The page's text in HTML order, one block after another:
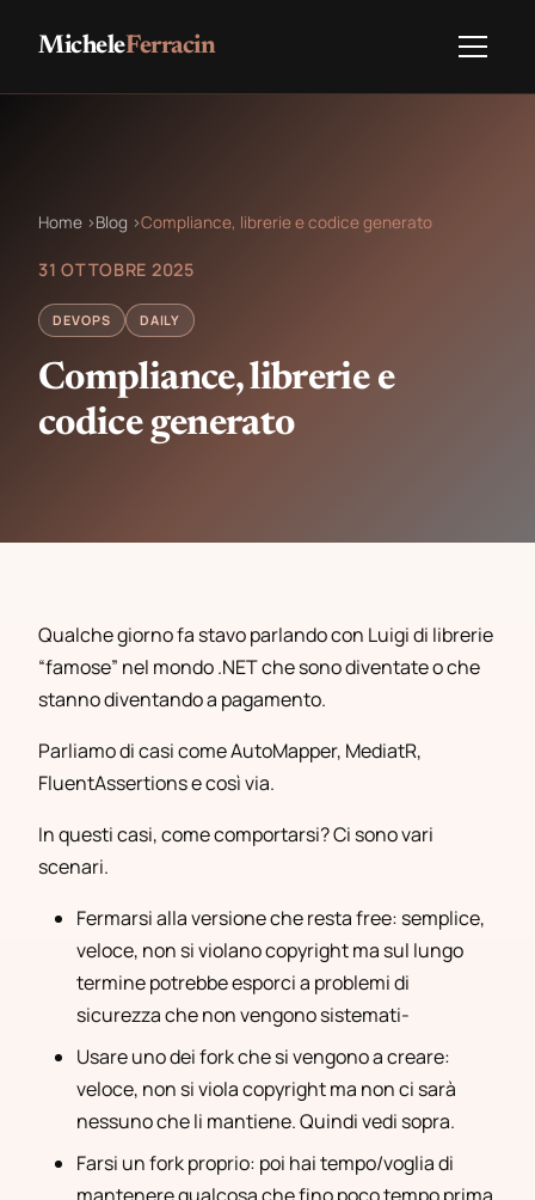
MicheleFerracin
Home ›Blog ›Compliance, librerie e codice generato
31 OTTOBRE 2025
DEVOPS DAILY
Compliance, librerie e
codice generato
Qualche giorno fa stavo parlando con Luigi di librerie
“famose” nel mondo .NET che sono diventate o che
stanno diventando a pagamento.
Parliamo di casi come AutoMapper, MediatR,
FluentAssertions e così via.
In questi casi, come comportarsi? Ci sono vari
scenari.
Fermarsi alla versione che resta free: semplice,
veloce, non si violano copyright ma sul lungo
termine potrebbe esporci a problemi di
sicurezza che non vengono sistemati-
Usare uno dei fork che si vengono a creare:
veloce, non si viola copyright ma non ci sarà
nessuno che li mantiene. Quindi vedi sopra.
Farsi un fork proprio: poi hai tempo/voglia di